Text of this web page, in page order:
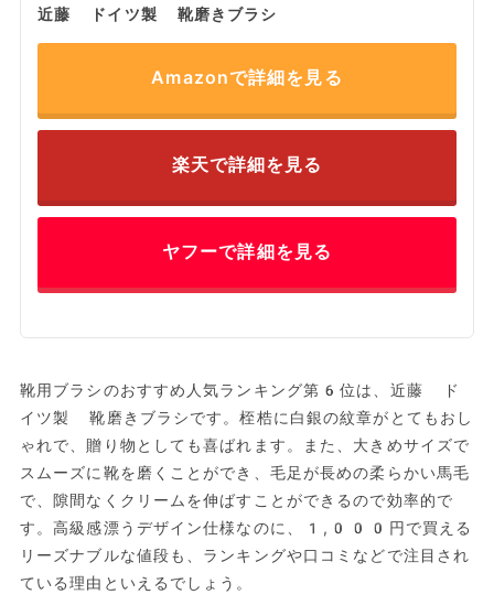
近藤 ドイツ製 靴磨きブラシ
Amazonで詳細を見る
楽天で詳細を見る
ヤフーで詳細を見る
靴用ブラシのおすすめ人気ランキング第6位は、近藤 ド
イツ製 靴磨きブラシです。桎梏に白銀の紋章がとてもおし
ゃれで、贈り物としても喜ばれます。また、大きめサイズで
スムーズに靴を磨くことができ、毛足が長めの柔らかい馬毛
で、隙間なくクリームを伸ばすことができるので効率的で
す。高級感漂うデザイン仕様なのに、1,000円で買える
リーズナブルな値段も、ランキングや口コミなどで注目され
ている理由といえるでしょう。